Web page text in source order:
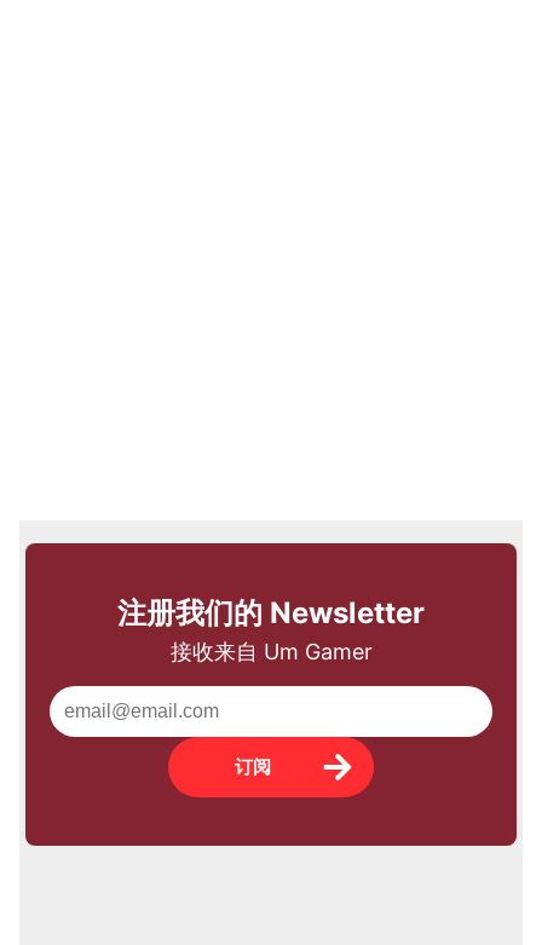
注册我们的 Newsletter
接收来自 Um Gamer
订阅